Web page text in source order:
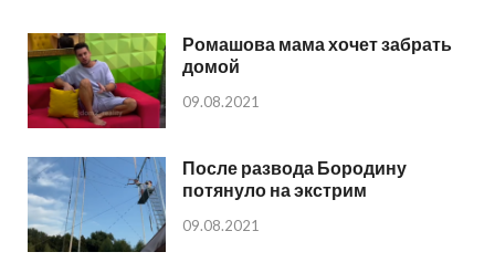
Ромашова мама хочет забрать
домой
09.08.2021
После развода Бородину
потянуло на экстрим
09.08.2021